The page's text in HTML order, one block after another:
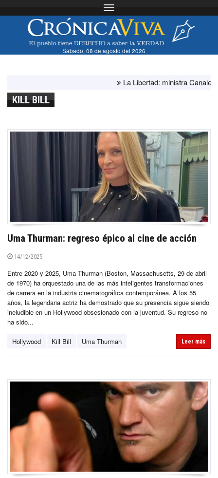
Toggle navigation
Sábado, 08 de agosto del 2026
La Libertad: ministra Canales
KILL BILL
Uma Thurman: regreso épico al cine de acción
14/12/2025
Entre 2020 y 2025, Uma Thurman (Boston, Massachusetts, 29 de abril
de 1970) ha orquestado una de las más inteligentes transformaciones
de carrera en la industria cinematográfica contemporánea. A los 55
años, la legendaria actriz ha demostrado que su presencia sigue siendo
ineludible en un Hollywood obsesionado con la juventud. Su regreso no
ha sido...
Hollywood Kill Bill Uma Thurman Leer más